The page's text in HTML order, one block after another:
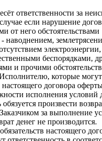
ответственности за
если нарушение
от него обстоятельствами
наводнением,
беспорядками,
и прочими
которые
договора
исполнения условий
произвести
за выполнение
денег не производится.
настоящего